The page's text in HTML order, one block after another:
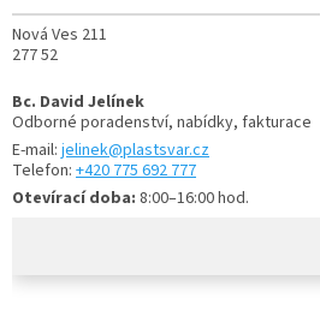
Nová Ves 211
277 52
Bc. David Jelínek
Odborné poradenství, nabídky, fakturace
E-mail: jelinek@plastsvar.cz
Telefon: +420 775 692 777
Otevírací doba: 8:00–16:00 hod.